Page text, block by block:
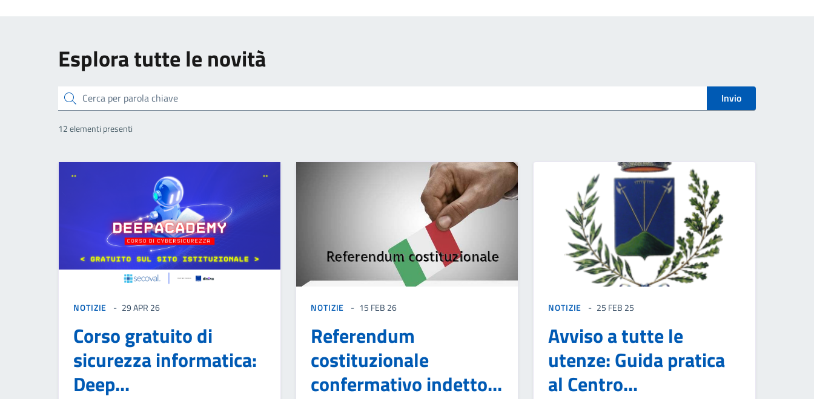
Esplora tutte le novità
cerca Invio
12 elementi presenti
NOTIZIE 29 APR 26
Corso gratuito di
sicurezza informatica:
Deep...
NOTIZIE 15 FEB 26
Referendum
costituzionale
confermativo indetto...
NOTIZIE 25 FEB 25
Avviso a tutte le
utenze: Guida pratica
al Centro...